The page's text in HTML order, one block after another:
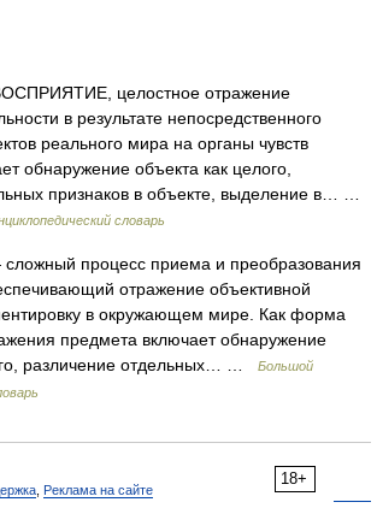
целостное отражение
в результате непосредственного
реального мира на органы чувств
обнаружение объекта как целого,
признаков в объекте, выделение в… …
словарь
процесс приема и преобразования
отражение объективной
в окружающем мире. Как форма
предмета включает обнаружение
различение отдельных… …
Большой
18+
Реклама на сайте